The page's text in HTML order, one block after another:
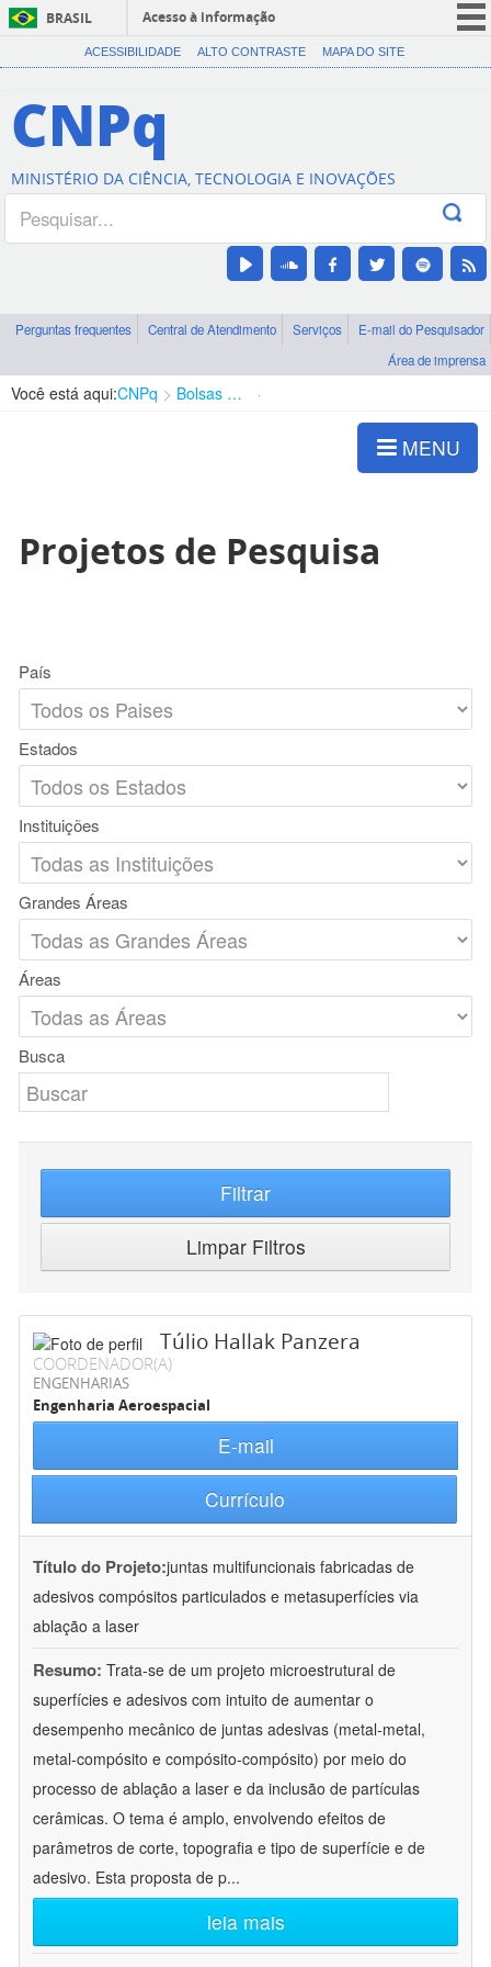
BRASIL
Acesso à informação
CORONAVÍRUS (COVID-19)
Canais
ACESSIBILIDADE ALTO CONTRASTE MAPA DO SITE
CNPq
MINISTÉRIO DA CIÊNCIA, TECNOLOGIA E INOVAÇÕES
Perguntas frequentes Central de Atendimento Serviços
E-mail do Pesquisador
Área de imprensa
Você está aqui:CNPq Bolsas e Auxílios Vigentes
MENU
Projetos de Pesquisa
País
Estados
Instituições
Grandes Áreas
Áreas
Busca
Filtrar
Limpar Filtros
Túlio Hallak Panzera
COORDENADOR(A)
ENGENHARIAS
Engenharia Aeroespacial
E-mail
Currículo
Título do Projeto:juntas multifuncionais fabricadas de
adesivos compósitos particulados e metasuperfícies via
ablação a laser
Resumo: Trata-se de um projeto microestrutural de
superfícies e adesivos com intuito de aumentar o
desempenho mecânico de juntas adesivas (metal-metal,
metal-compósito e compósito-compósito) por meio do
processo de ablação a laser e da inclusão de partículas
cerâmicas. O tema é amplo, envolvendo efeitos de
parâmetros de corte, topografia e tipo de superfície e de
adesivo. Esta proposta de p...
leia mais